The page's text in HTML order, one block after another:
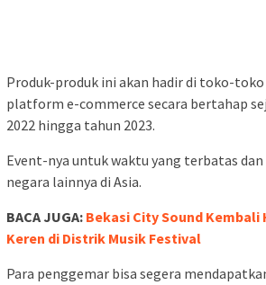
Produk-produk ini akan hadir di toko-
platform e-commerce secara bertahap
2022 hingga tahun 2023.
Event-nya untuk waktu yang terbatas dan
negara lainnya di Asia.
BACA JUGA: Bekasi City Sound
Keren di Distrik Musik Festival
Para penggemar bisa segera